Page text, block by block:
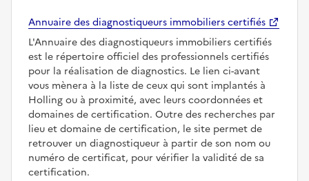
Annuaire des diagnostiqueurs immobiliers certifiés
L'Annuaire des diagnostiqueurs immobiliers certifiés
est le répertoire officiel des professionnels certifiés
pour la réalisation de diagnostics. Le lien ci-avant
vous mènera à la liste de ceux qui sont implantés à
Holling ou à proximité, avec leurs coordonnées et
domaines de certification. Outre des recherches par
lieu et domaine de certification, le site permet de
retrouver un diagnostiqueur à partir de son nom ou
numéro de certificat, pour vérifier la validité de sa
certification.